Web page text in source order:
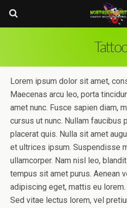
Lorem ipsum dolor sit amet,
Maecenas arcu leo, porta
amet nunc. Fusce sapien diam,
cursus ut nunc. Nullam faucibus
placerat quis. Nulla sit amet
et ultrices ipsum. Suspendisse
ullamcorper. Nam nisl leo,
tempus sit amet purus. Aenean
adipiscing eget, mattis eu
Sed vitae lectus lorem, vel